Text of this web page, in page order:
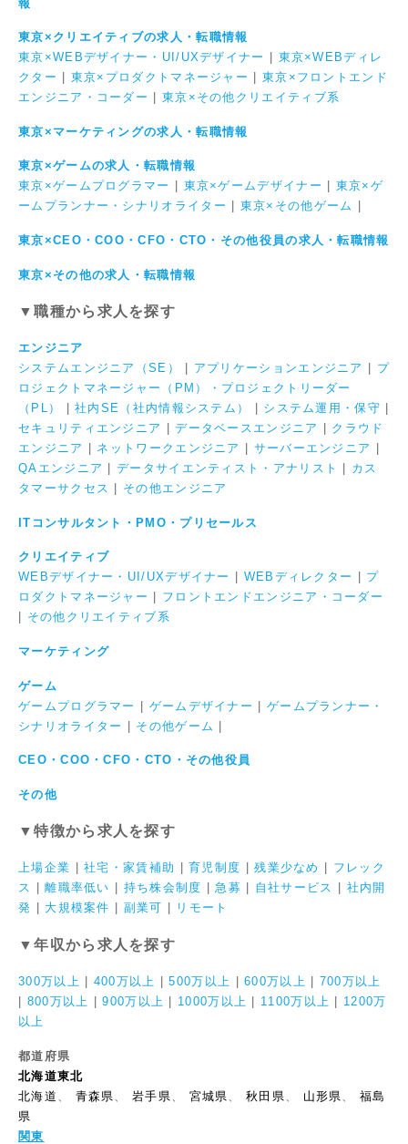
報
東京×クリエイティブの求人・転職情報
東京×WEBデザイナー・UI/UXデザイナー
東京×WEBディレ
クター
東京×プロダクトマネージャー
東京×フロントエンド
エンジニア・コーダー
東京×その他クリエイティブ系
東京×マーケティングの求人・転職情報
東京×ゲームの求人・転職情報
東京×ゲームプログラマー
東京×ゲームデザイナー
東京×ゲ
ームプランナー・シナリオライター
東京×その他ゲーム
東京×CEO・COO・CFO・CTO・その他役員の求人・転職情報
東京×その他の求人・転職情報
▼職種から求人を探す
エンジニア
システムエンジニア（SE）
アプリケーションエンジニア
プ
ロジェクトマネージャー（PM）・プロジェクトリーダー
（PL）
|社内SE（社内情報システム） システム運用・保守
セキュリティエンジニア
|データベースエンジニア
クラウド
エンジニア
ネットワークエンジニア サーバーエンジニア
QAエンジニア
|データサイエンティスト・アナリスト
カス
タマーサクセス
その他エンジニア
ITコンサルタント・PMO・プリセールス
クリエイティブ
WEBデザイナー・UI/UXデザイナー
WEBディレクター
プ
ロダクトマネージャー
フロントエンドエンジニア・コーダー
その他クリエイティブ系
マーケティング
ゲーム
ゲームプログラマー | ゲームデザイナー | ゲームプランナー・
シナリオライター | その他ゲーム |
CEO・COO・CFO・CTO・その他役員
その他
▼特徴から求人を探す
上場企業 |社宅・家賃補助 |育児制度 |残業少なめ
フレック
ス
|離職率低い 持ち株会制度 |急募 自社サービス
社内開
発
大規模案件 副業可 リモート
▼年収から求人を探す
300万以上 400万以上 |500万以上 |600万以上
700万以上
800万以上 |900万以上 1000万以上 1100万以上
1200万
以上
都道府県
北海道東北
北海道
青森県 、岩手県 宮城県 、秋田県 山形県 、福島
県
関東